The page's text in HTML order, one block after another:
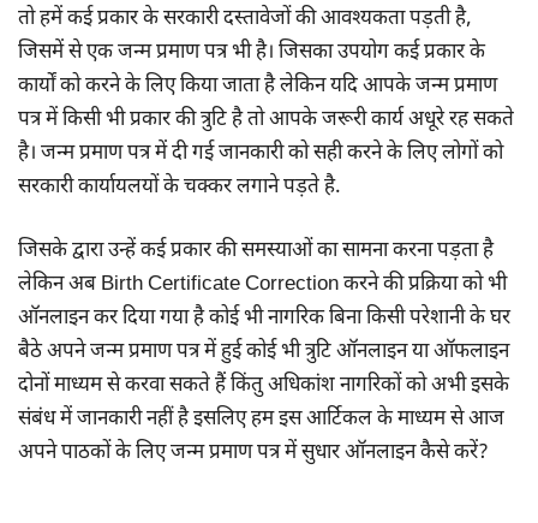
तो हमें कई प्रकार के सरकारी दस्तावेजों की आवश्यकता पड़ती है,
जिसमें से एक जन्म प्रमाण पत्र भी है। जिसका उपयोग कई प्रकार के
कार्यों को करने के लिए किया जाता है लेकिन यदि आपके जन्म प्रमाण
पत्र में किसी भी प्रकार की त्रुटि है तो आपके जरूरी कार्य अधूरे रह सकते
है। जन्म प्रमाण पत्र में दी गई जानकारी को सही करने के लिए लोगों को
सरकारी कार्यायलयों के चक्कर लगाने पड़ते है.
जिसके द्वारा उन्हें कई प्रकार की समस्याओं का सामना करना पड़ता है
लेकिन अब Birth Certificate Correction करने की प्रक्रिया को भी
ऑनलाइन कर दिया गया है कोई भी नागरिक बिना किसी परेशानी के घर
बैठे अपने जन्म प्रमाण पत्र में हुई कोई भी त्रुटि ऑनलाइन या ऑफलाइन
दोनों माध्यम से करवा सकते हैं किंतु अधिकांश नागरिकों को अभी इसके
संबंध में जानकारी नहीं है इसलिए हम इस आर्टिकल के माध्यम से आज
अपने पाठकों के लिए जन्म प्रमाण पत्र में सुधार ऑनलाइन कैसे करें?